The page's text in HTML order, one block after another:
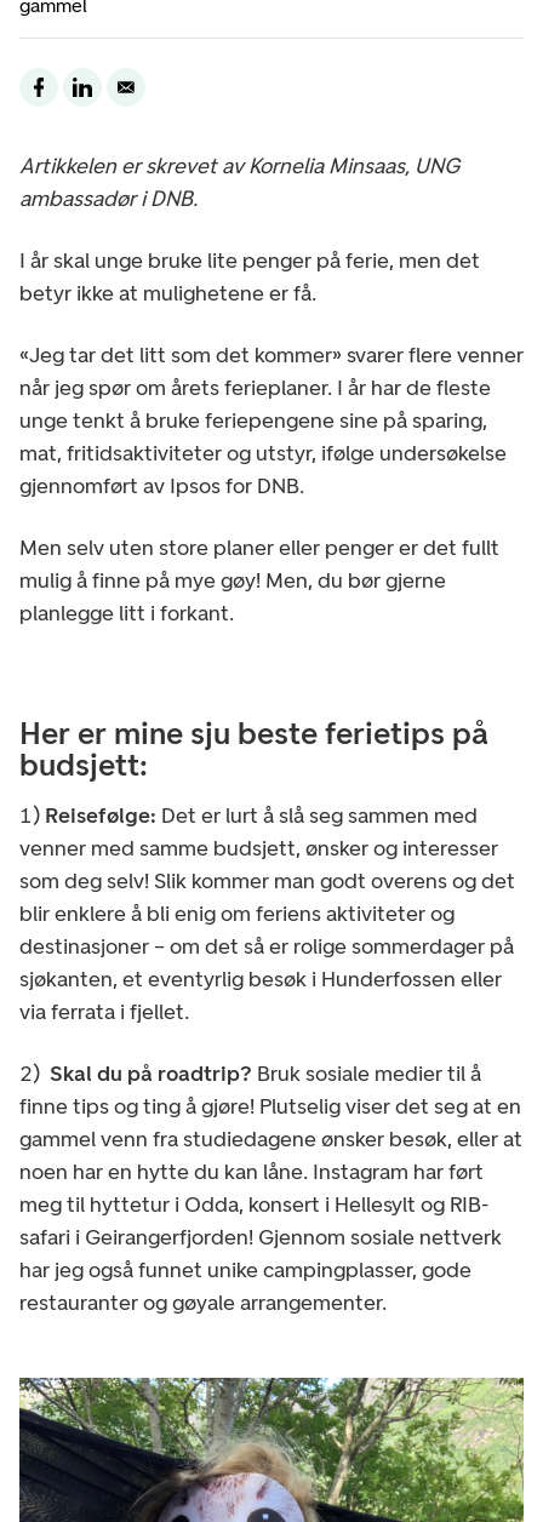
gammel
Artikkelen er skrevet av Kornelia Minsaas, UNG
ambassadør i DNB.
I år skal unge bruke lite penger på ferie, men det
betyr ikke at mulighetene er få.
«Jeg tar det litt som det kommer» svarer flere venner
når jeg spør om årets ferieplaner. I år har de fleste
unge tenkt å bruke feriepengene sine på sparing,
mat, fritidsaktiviteter og utstyr, ifølge undersøkelse
gjennomført av Ipsos for DNB.
Men selv uten store planer eller penger er det fullt
mulig å finne på mye gøy! Men, du bør gjerne
planlegge litt i forkant.
Her er mine sju beste ferietips på
budsjett:
1) Reisefølge: Det er lurt å slå seg sammen med
venner med samme budsjett, ønsker og interesser
som deg selv! Slik kommer man godt overens og det
blir enklere å bli enig om feriens aktiviteter og
destinasjoner – om det så er rolige sommerdager på
sjøkanten, et eventyrlig besøk i Hunderfossen eller
via ferrata i fjellet.
2) Skal du på roadtrip? Bruk sosiale medier til å
finne tips og ting å gjøre! Plutselig viser det seg at en
gammel venn fra studiedagene ønsker besøk, eller at
noen har en hytte du kan låne. Instagram har ført
meg til hyttetur i Odda, konsert i Hellesylt og RIB-
safari i Geirangerfjorden! Gjennom sosiale nettverk
har jeg også funnet unike campingplasser, gode
restauranter og gøyale arrangementer.